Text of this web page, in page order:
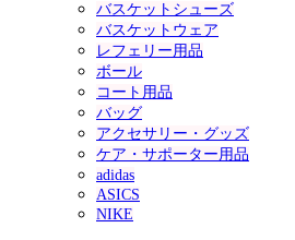
バスケットシューズ
バスケットウェア
レフェリー用品
ボール
コート用品
バッグ
アクセサリー・グッズ
ケア・サポーター用品
adidas
ASICS
NIKE